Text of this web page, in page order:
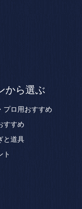
から選ぶ
プロ用おすすめ
すすめ
と道具
ト